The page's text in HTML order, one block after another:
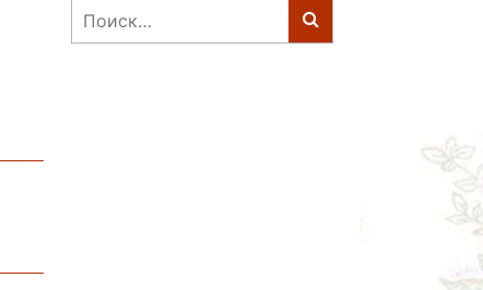
Найти: